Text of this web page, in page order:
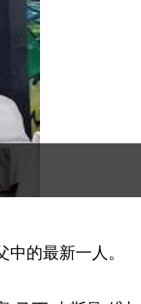
的最新一人。